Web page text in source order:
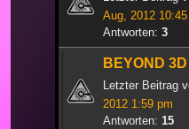
Aug, 2012
Antworten: 3
BEYOND 3D
Letzter Beitrag
2012 1:59 pm
Antworten: 15